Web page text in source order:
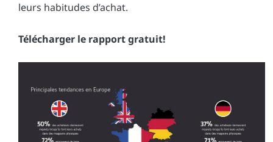
leurs habitudes d’achat.
Télécharger le rapport gratuit!